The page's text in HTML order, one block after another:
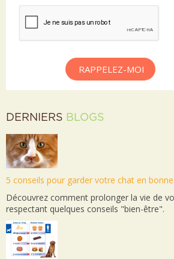
RAPPELEZ-MOI
DERNIERS BLOGS
5 conseils pour garder votre chat en
Découvrez comment prolonger la vie de
respectant quelques conseils "bien-être".